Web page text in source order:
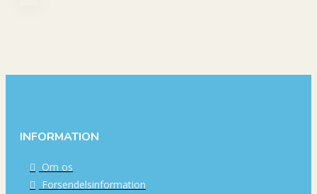
INFORMATION
Om os
Forsendelsinformation